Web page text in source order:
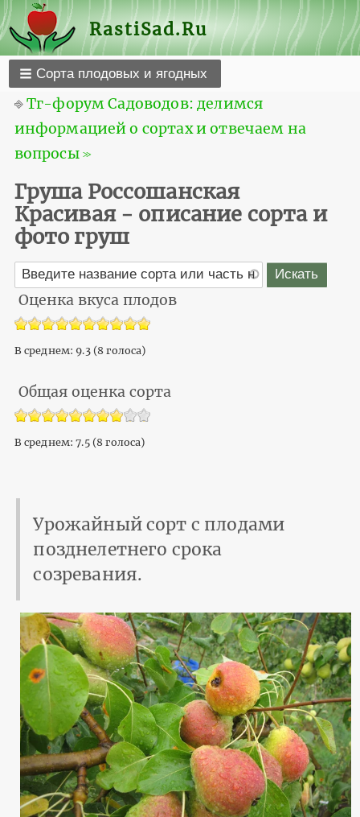
RastiSad.Ru
Сорта плодовых и ягодных
⎆Тг-форум Садоводов: делимся
информацией о сортах и отвечаем на
вопросы ≫
Груша Россошанская
Красивая - описание сорта и
фото груш
Оценка вкуса плодов
В среднем: 9.3 (8 голоса)
Общая оценка сорта
В среднем:7.5 (8 голоса)
Урожайный сорт с плодами
позднелетнего срока
созревания.